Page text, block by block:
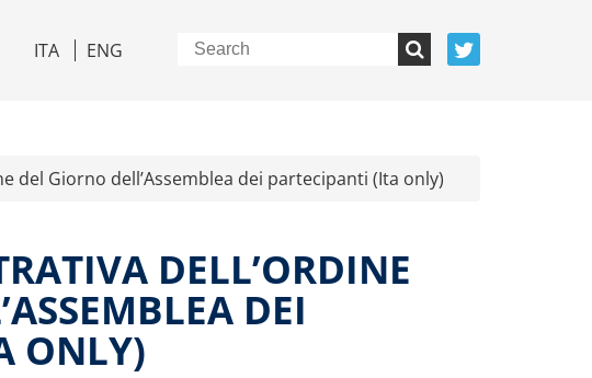
ITA ENG
del Giorno dell’Assemblea dei partecipanti (Ita only)
DELL’ORDINE
DEI
ONLY)